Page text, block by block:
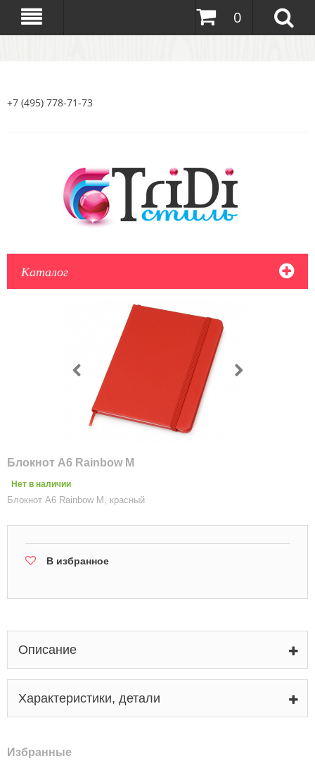
0
+7 (495) 778-71-73
Каталог
Блокнот А6 Rainbow M
Нет в наличии
Блокнот А6 Rainbow M, красный
В избранное
Описание
Характеристики, детали
Избранные